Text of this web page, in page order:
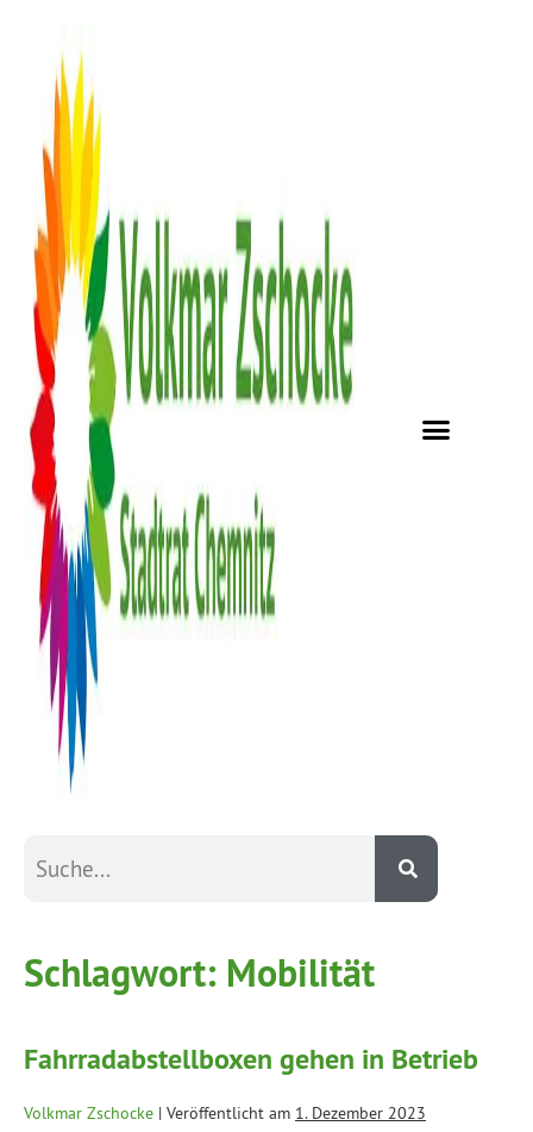
Schlagwort: Mobilität
Fahrradabstellboxen gehen in Betrieb
Volkmar Zschocke | Veröffentlicht am 1. Dezember 2023